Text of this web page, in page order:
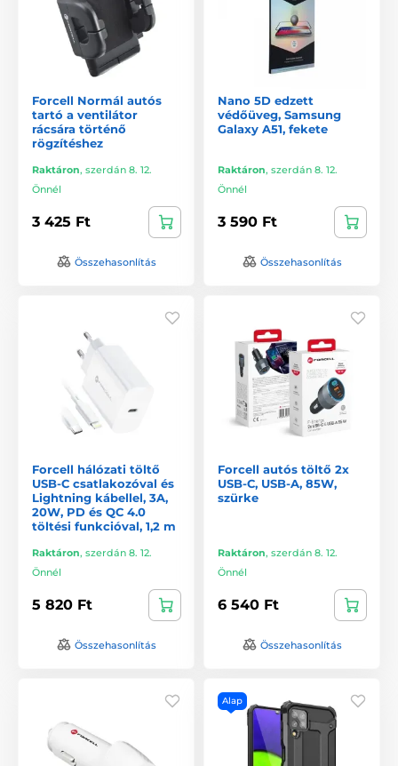
Forcell Normál autós
tartó a ventilátor
rácsára történő
rögzítéshez
Raktáron, szerdán 8. 12.
Önnél
3 425 Ft
Összehasonlítás
Nano 5D edzett
védőüveg, Samsung
Galaxy A51, fekete
Raktáron, szerdán 8. 12.
Önnél
3 590 Ft
Összehasonlítás
Forcell hálózati töltő
USB-C csatlakozóval és
Lightning kábellel, 3A,
20W, PD és QC 4.0
töltési funkcióval, 1,2 m
Raktáron, szerdán 8. 12.
Önnél
5 820 Ft
Összehasonlítás
Forcell autós töltő 2x
USB-C, USB-A, 85W,
szürke
Raktáron, szerdán 8. 12.
Önnél
6 540 Ft
Összehasonlítás
Alap